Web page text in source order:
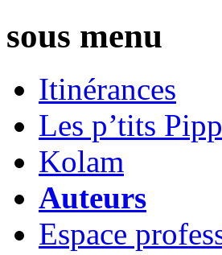
sous menu
Itinérances
Les p’tits
Kolam
Auteurs
Espace